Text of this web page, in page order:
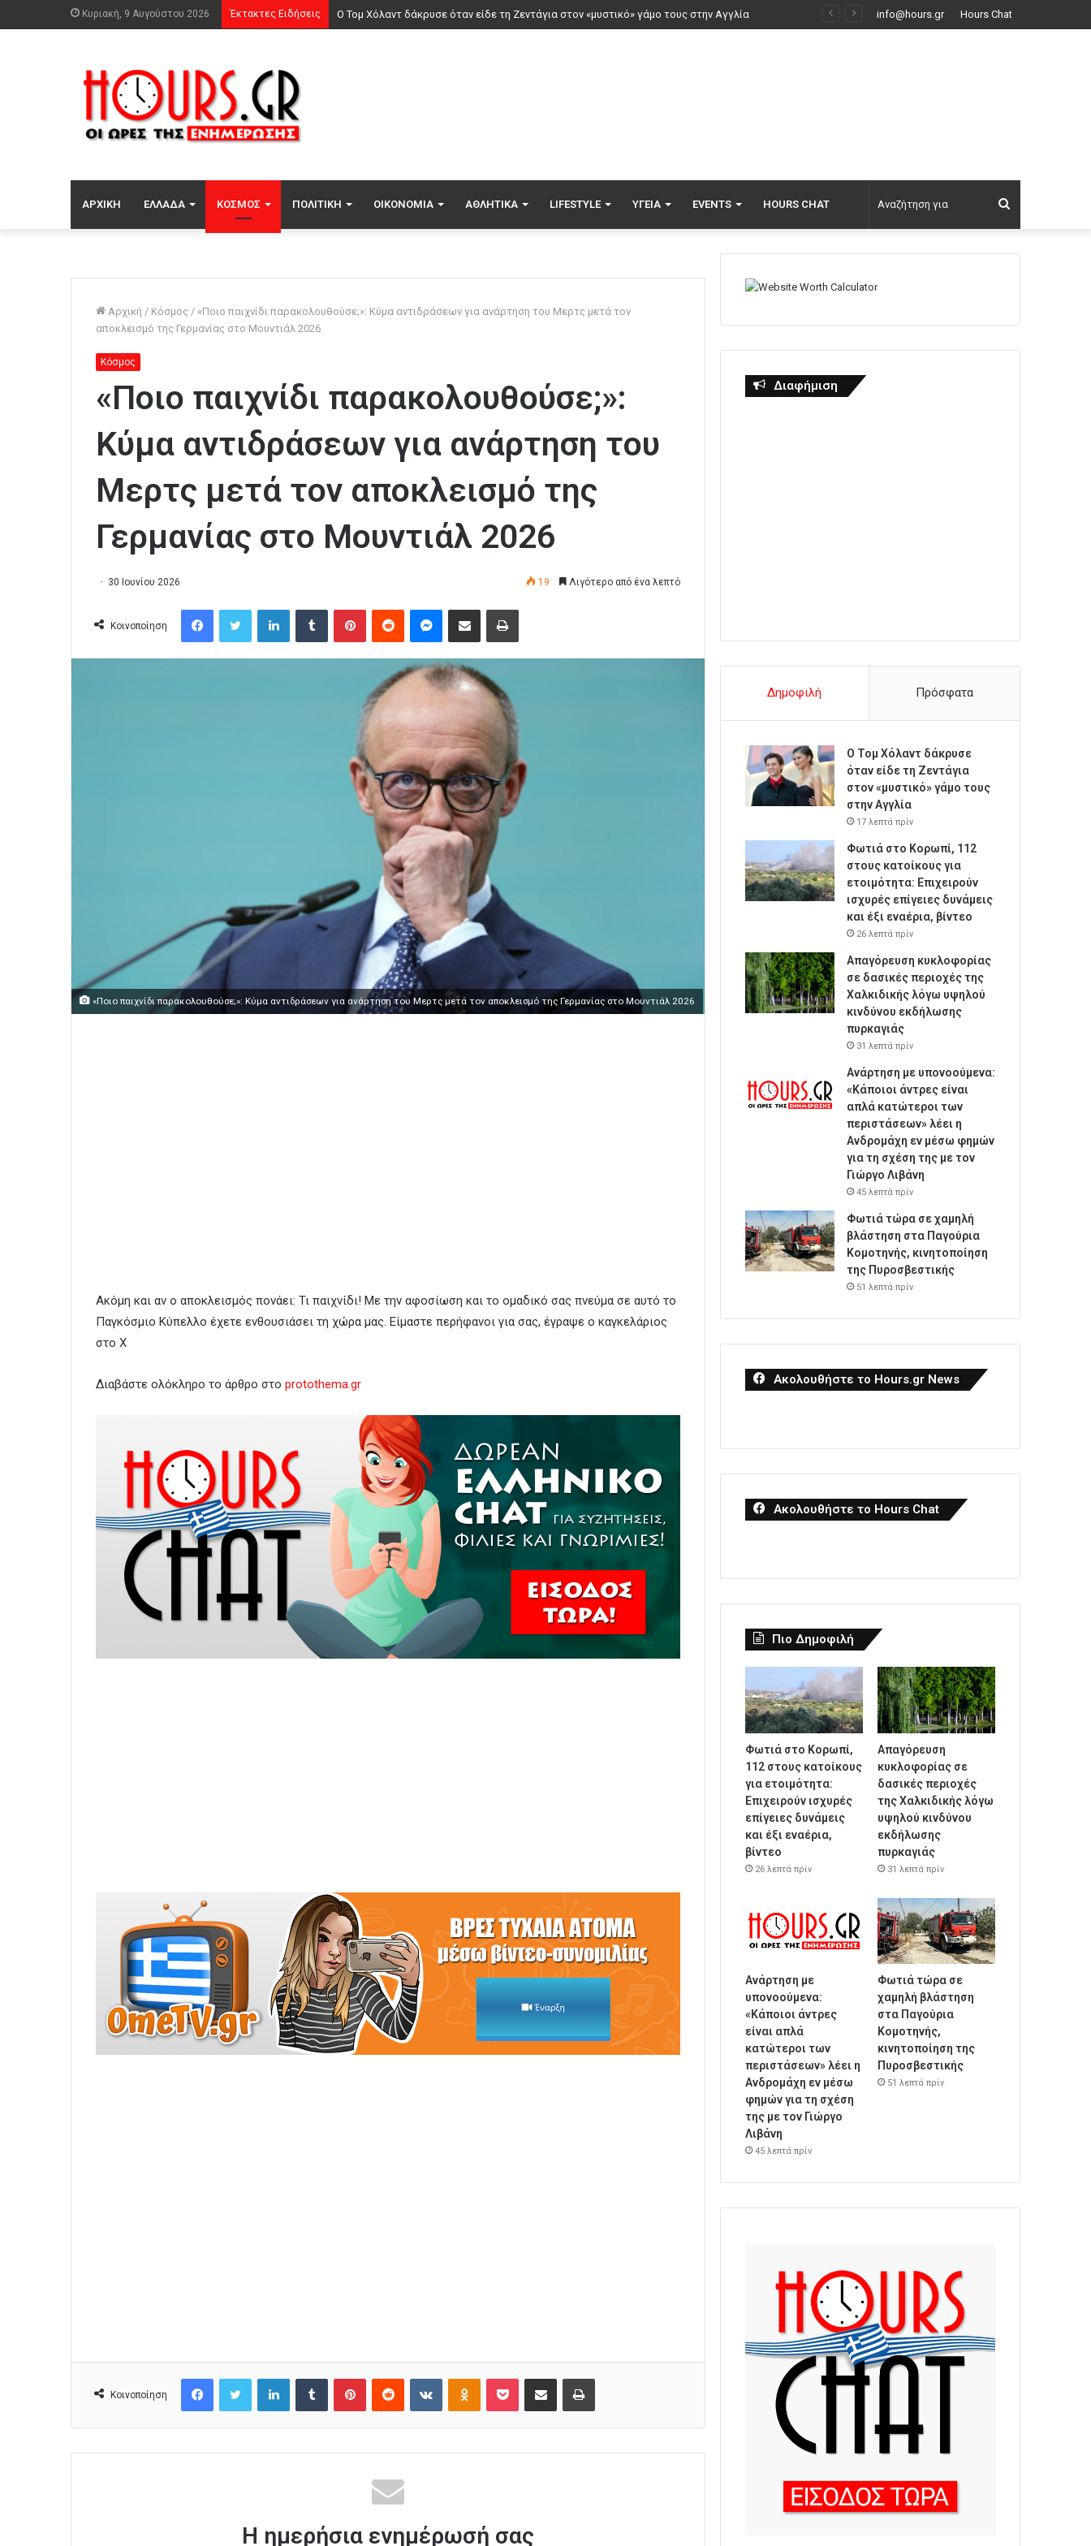
Κυριακή, 9 Αυγούστου 2026 Έκτακτες Ειδήσεις info@hours.gr Hours Chat
ΑΡΧΙΚΉ ΕΛΛΆΔΑ ΚΌΣΜΟΣ ΠΟΛΙΤΙΚΉ ΟΙΚΟΝΟΜΊΑ ΑΘΛΗΤΙΚΆ LIFESTYLE ΥΓΕΊΑ EVENTS HOURS CHAT
για
Αρχική / Κόσμος / «Ποιο παιχνίδι παρακολουθούσε;»: Κύμα αντιδράσεων για ανάρτηση του Μερτς μετά τον
αποκλεισμό της Γερμανίας στο Μουντιάλ 2026
Κόσμος
«Ποιο παιχνίδι παρακολουθούσε;»:
Κύμα αντιδράσεων για ανάρτηση του
Μερτς μετά τον αποκλεισμό της
Γερμανίας στο Μουντιάλ 2026
30 Ιουνίου 2026 19 Λιγότερο από ένα λεπτό
Κοινοποίηση
«Ποιο παιχνίδι παρακολουθούσε;»: Κύμα αντιδράσεων για ανάρτηση του Μερτς μετά τον αποκλεισμό της Γερμανίας στο Μουντιάλ 2026
Ακόμη και αν ο αποκλεισμός πονάει: Τι παιχνίδι! Με την αφοσίωση και το ομαδικό σας πνεύμα σε αυτό το
Παγκόσμιο Κύπελλο έχετε ενθουσιάσει τη χώρα μας. Είμαστε περήφανοι για σας, έγραψε ο καγκελάριος
στο Χ
Διαβάστε ολόκληρο το άρθρο στο protothema.gr
Κοινοποίηση
Η ημερήσια ενημέρωσή σας
Διαφήμιση
Δημοφιλή Πρόσφατα
Ο Τομ Χόλαντ δάκρυσε
όταν είδε τη Ζεντάγια
στον «μυστικό» γάμο τους
στην Αγγλία
17 λεπτά πρίν
Φωτιά στο Κορωπί, 112
στους κατοίκους για
ετοιμότητα: Επιχειρούν
ισχυρές επίγειες δυνάμεις
και έξι εναέρια, βίντεο
26 λεπτά πρίν
Απαγόρευση κυκλοφορίας
σε δασικές περιοχές της
Χαλκιδικής λόγω υψηλού
κινδύνου εκδήλωσης
πυρκαγιάς
31 λεπτά πρίν
Ανάρτηση με υπονοούμενα:
«Κάποιοι άντρες είναι
απλά κατώτεροι των
περιστάσεων» λέει η
Ανδρομάχη εν μέσω φημών
για τη σχέση της με τον
Γιώργο Λιβάνη
45 λεπτά πρίν
Φωτιά τώρα σε χαμηλή
βλάστηση στα Παγούρια
Κομοτηνής, κινητοποίηση
της Πυροσβεστικής
51 λεπτά πρίν
Ακολουθήστε το Hours.gr News
Ακολουθήστε το Hours Chat
Πιο Δημοφιλή
Φωτιά στο Κορωπί,
112 στους κατοίκους
για ετοιμότητα:
Επιχειρούν ισχυρές
επίγειες δυνάμεις
και έξι εναέρια,
βίντεο
26 λεπτά πρίν
Απαγόρευση
κυκλοφορίας σε
δασικές περιοχές
της Χαλκιδικής λόγω
υψηλού κινδύνου
εκδήλωσης
πυρκαγιάς
31 λεπτά πρίν
Ανάρτηση με
υπονοούμενα:
«Κάποιοι άντρες
είναι απλά
κατώτεροι των
περιστάσεων» λέει η
Ανδρομάχη εν μέσω
φημών για τη σχέση
της με τον Γιώργο
Λιβάνη
45 λεπτά πρίν
Φωτιά τώρα σε
χαμηλή βλάστηση
στα Παγούρια
Κομοτηνής,
κινητοποίηση της
Πυροσβεστικής
51 λεπτά πρίν